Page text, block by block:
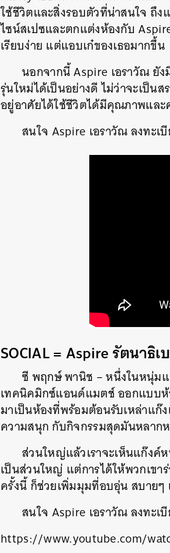
ใช้ชีวิตและสิ่งรอบตัวที่น่าสนใจ ถึ
ไซน์สเปซและตกแต่งห้องกับ
เรียบง่าย แต่แอบเก๋ของเธอมากขึ้น
นอกจากนี้ Aspire เอราวัณ ยั
รุ่นใหม่ได้เป็นอย่างดี ไม่ว่าจะเป็น
อยู่อาศัยได้ใช้ชีวิตได้มีคุณภาพแล
สนใจ Aspire เอราวัณ ลงทะ
SOCIAL = Aspire รัตนาธิ
ซี พฤกษ์ พานิช – หนึ่งในหนุ่ม
เทคนิคมิกซ์แอนด์แมตช์ ออกแบบห้
มาเป็นห้องที่พร้อมต้อนรับเหล่าแ
ความสนุก กับกิจกรรมสุดมันหลาก
ส่วนใหญ่แล้วเราจะเห็นแก๊งค์
เป็นส่วนใหญ่ แต่การได้ให้พวกเข
ครั้งนี้ ก็ช่วยเพิ่มมุมที่อบอุ่น สบายๆ
สนใจ Aspire เอราวัณ ลงทะ
https://www.youtube.com/
ค้นหา